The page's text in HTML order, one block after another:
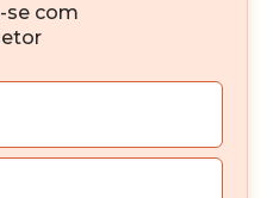
imobiliário
se com